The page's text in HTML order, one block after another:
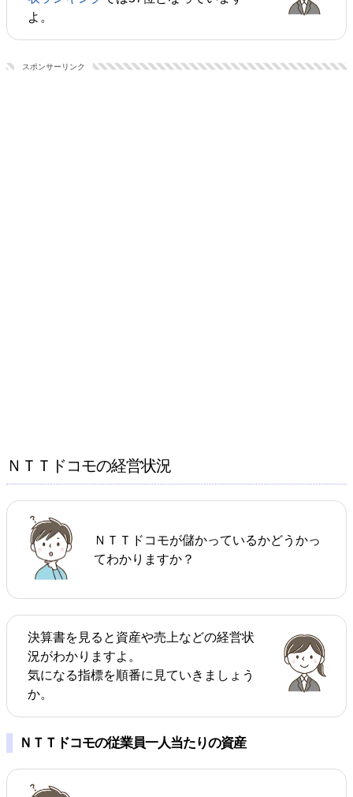
よ。
スポンサーリンク
ＮＴＴドコモの経営状況
ＮＴＴドコモが儲かっているかどうかっ
てわかりますか？
決算書を見ると資産や売上などの経営状
況がわかりますよ。
気になる指標を順番に見ていきましょう
か。
ＮＴＴドコモの従業員一人当たりの資産